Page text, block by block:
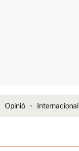
Opinió Internacional